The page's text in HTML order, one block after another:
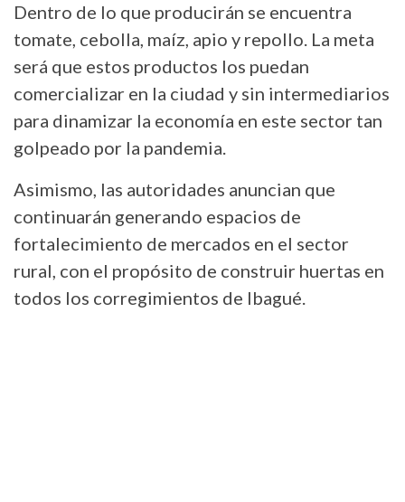
Dentro de lo que producirán se encuentra
tomate, cebolla, maíz, apio y repollo. La meta
será que estos productos los puedan
comercializar en la ciudad y sin intermediarios
para dinamizar la economía en este sector tan
golpeado por la pandemia.
Asimismo, las autoridades anuncian que
continuarán generando espacios de
fortalecimiento de mercados en el sector
rural, con el propósito de construir huertas en
todos los corregimientos de Ibagué.